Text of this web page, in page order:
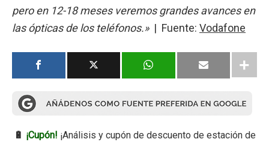
pero en 12-18 meses veremos grandes avances en
las ópticas de los teléfonos.»| Fuente: Vodafone
🔋 ¡Cupón! ¡Análisis y cupón de descuento de estación de